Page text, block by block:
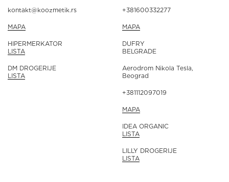
kontakt@koozmetik.rs
MAPA
HIPERMERKATOR
LISTA
DM DROGERIJE
LISTA
+381600332277
MAPA
DUFRY
BELGRADE
Aerodrom Nikola Tesla,
Beograd
+381112097019
MAPA
IDEA ORGANIC
LISTA
LILLY DROGERIJE
LISTA